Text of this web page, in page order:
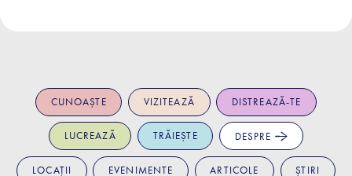
CUNOAȘTE VIZITEAZĂ DISTREAZĂ-TE
LUCREAZĂ TRĂIEȘTE DESPRE
LOCAȚII EVENIMENTE ARTICOLE ȘTIRI